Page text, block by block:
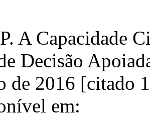
A Capacidade
Decisão
de 2016 [citado
em: